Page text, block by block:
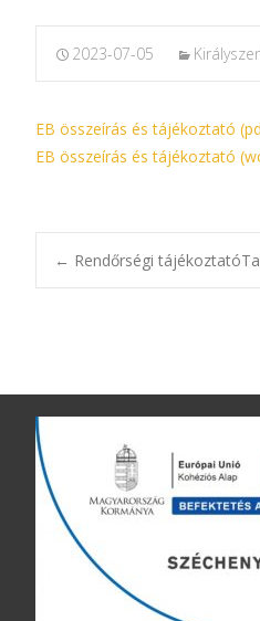
2023-07-05
EB összeírás és tájékoztató
EB összeírás és tájékoztató
← Rendőrségi tájékoztató